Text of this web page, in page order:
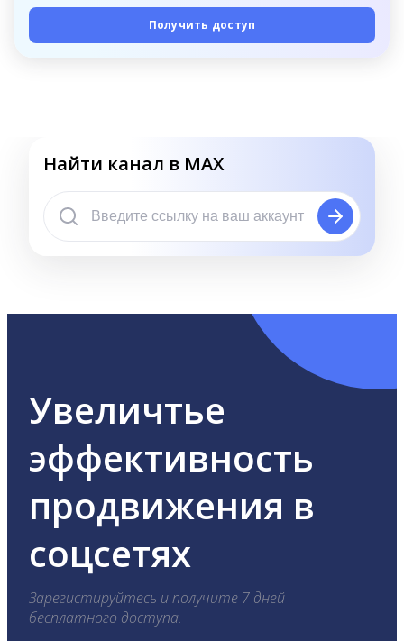
Получить доступ
Найти канал в MAX
Увеличтье
эффективность
продвижения в
соцсетях
Зарегистируйтесь и получите 7 дней
бесплатного доступа.